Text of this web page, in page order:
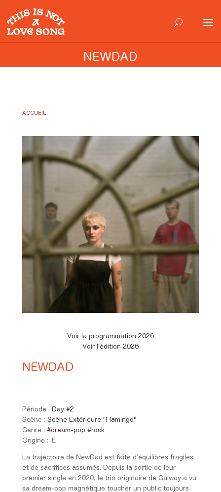
NEWDAD
ACCUEIL
Voir la programmation 2026
Voir l'édition 2026
NEWDAD
Période : Day #2
Scène : Scène Extérieure "Flamingo"
Genre : #dream-pop #rock
Origine :
IE
La trajectoire de NewDad est faite d’équilibres fragiles
et de sacrifices assumés. Depuis la sortie de leur
premier single en 2020, le trio originaire de Galway a vu
sa dream-pop magnétique toucher un public toujours